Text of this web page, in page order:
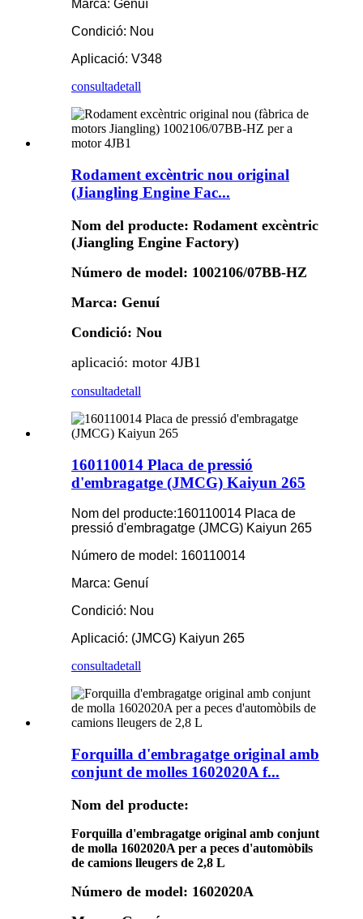
Marca: Genuí
Condició: Nou
Aplicació: V348
consultadetall
Rodament excèntric nou original
(Jiangling Engine Fac...
Nom del producte: Rodament excèntric
(Jiangling Engine Factory)
Número de model: 1002106/07BB-HZ
Marca: Genuí
Condició: Nou
aplicació: motor 4JB1
consultadetall
160110014 Placa de pressió
d'embragatge (JMCG) Kaiyun 265
Nom del producte:160110014 Placa de
pressió d'embragatge (JMCG) Kaiyun 265
Número de model: 160110014
Marca: Genuí
Condició: Nou
Aplicació: (JMCG) Kaiyun 265
consultadetall
Forquilla d'embragatge original amb
conjunt de molles 1602020A f...
Nom del producte:
Forquilla d'embragatge original amb conjunt
de molla 1602020A per a peces d'automòbils
de camions lleugers de 2,8 L
Número de model: 1602020A